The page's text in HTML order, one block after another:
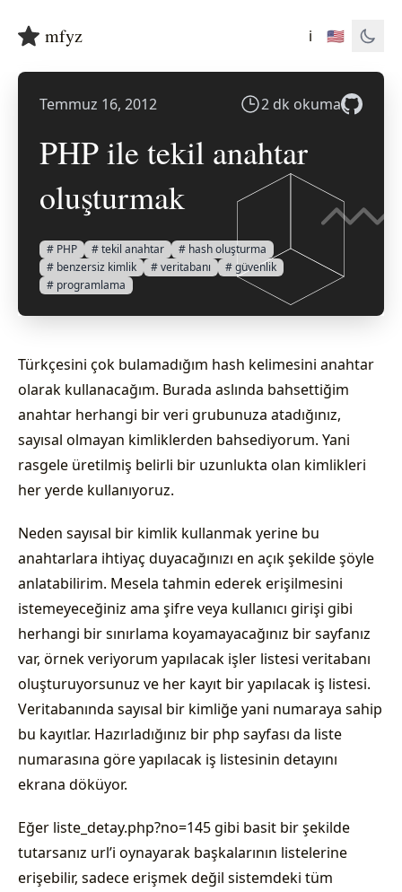
mfyz ℹ️ 🇺🇸
Temmuz 16, 2012 2 dk okuma
PHP ile tekil anahtar
oluşturmak
# PHP # tekil anahtar
# hash oluşturma
# benzersiz kimlik
# veritabanı
# güvenlik
# programlama
Türkçesini çok bulamadığım hash kelimesini anahtar
olarak kullanacağım. Burada aslında bahsettiğim
anahtar herhangi bir veri grubunuza atadığınız,
sayısal olmayan kimliklerden bahsediyorum. Yani
rasgele üretilmiş belirli bir uzunlukta olan kimlikleri
her yerde kullanıyoruz.
Neden sayısal bir kimlik kullanmak yerine bu
anahtarlara ihtiyaç duyacağınızı en açık şekilde şöyle
anlatabilirim. Mesela tahmin ederek erişilmesini
istemeyeceğiniz ama şifre veya kullanıcı girişi gibi
herhangi bir sınırlama koyamayacağınız bir sayfanız
var, örnek veriyorum yapılacak işler listesi veritabanı
oluşturuyorsunuz ve her kayıt bir yapılacak iş listesi.
Veritabanında sayısal bir kimliğe yani numaraya sahip
bu kayıtlar. Hazırladığınız bir php sayfası da liste
numarasına göre yapılacak iş listesinin detayını
ekrana döküyor.
Eğer liste_detay.php?no=145 gibi basit bir şekilde
tutarsanız url’i oynayarak başkalarının listelerine
erişebilir, sadece erişmek değil sistemdeki tüm